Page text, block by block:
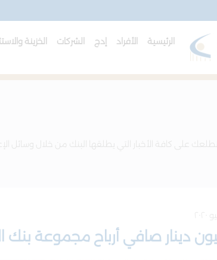
الرئيسية الأفراد إدج الشركات الخزينة
نطلعك على كافة الأخبار التي يطلقها البنك من خلال وسائل